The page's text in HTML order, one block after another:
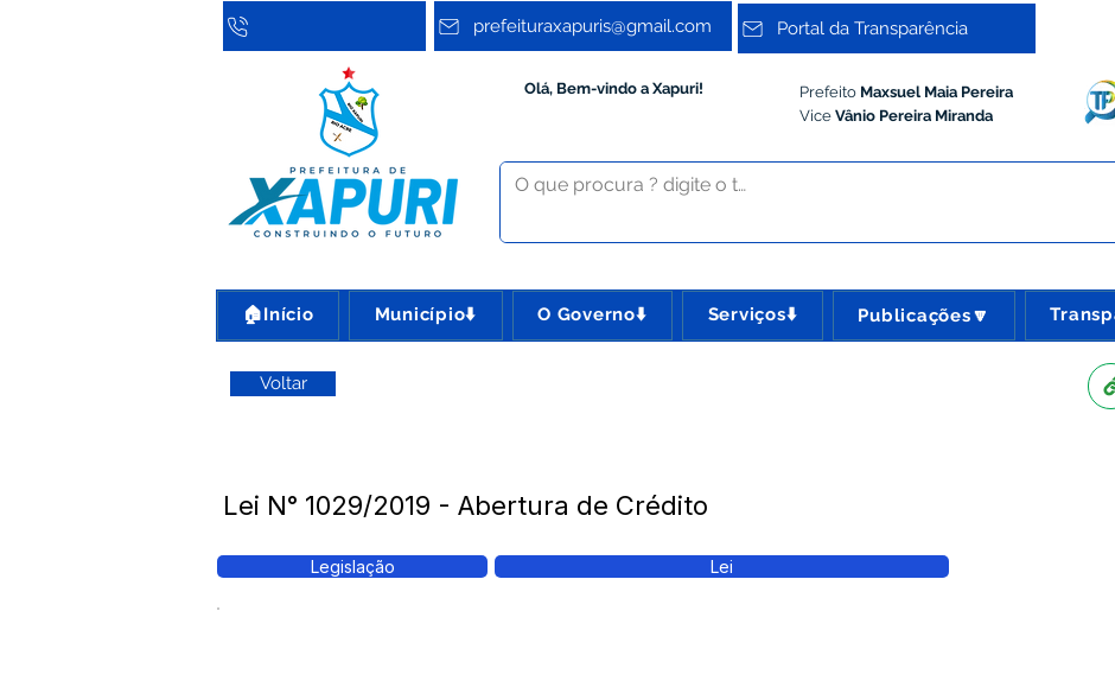
prefeituraxapuris@gmail.com Portal da Transparência
Olá, Bem-vindo a Xapuri! Prefeito Maxsuel Maia Pereira
Vice Vânio Pereira Miranda
🏠Início Município⬇️ O Governo⬇️ Serviços⬇️ Publicações🔽
Voltar
Lei N° 1029/2019 - Abertura de Crédito
Legislação Lei